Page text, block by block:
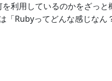
利用しているのかをざっと
Rubyってどんな感じなん